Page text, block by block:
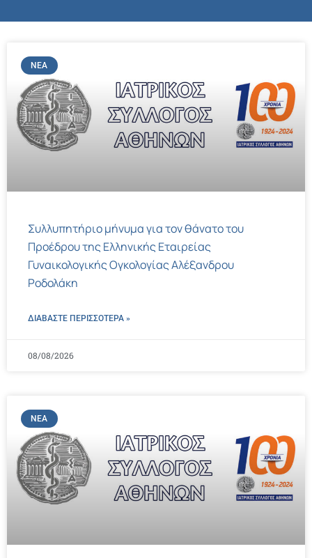
ΝΈΑ
Συλλυπητήριο μήνυμα για τον θάνατο του
Προέδρου της Ελληνικής Εταιρείας
Γυναικολογικής Ογκολογίας Αλέξανδρου
Ροδολάκη
ΔΙΑΒΑΣΤΕ ΠΕΡΙΣΣΌΤΕΡΑ »
08/08/2026
ΝΈΑ